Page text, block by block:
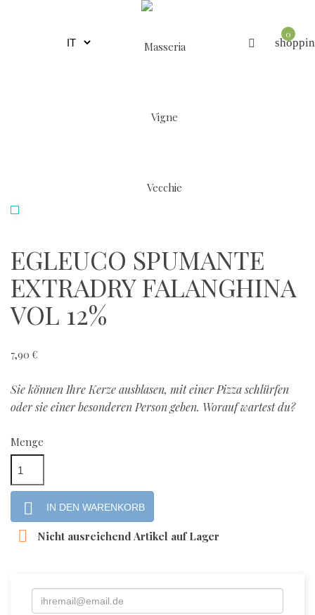
0
EGLEUCO SPUMANTE
EXTRADRY FALANGHINA
VOL 12%
7,90 €
Sie können Ihre Kerze ausblasen, mit einer Pizza schlürfen
oder sie einer besonderen Person geben. Worauf wartest du?
Menge
 IN DEN WARENKORB
 Nicht ausreichend Artikel auf Lager